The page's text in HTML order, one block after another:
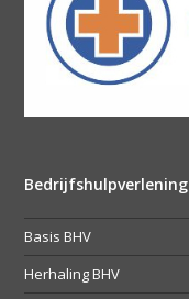
Bedrijfshulpverlening
Basis BHV
Herhaling BHV